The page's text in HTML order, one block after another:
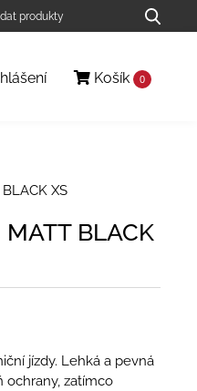
Košík 0
XS
MATT BLACK
jízdy. Lehká a pevná
ochrany, zatímco